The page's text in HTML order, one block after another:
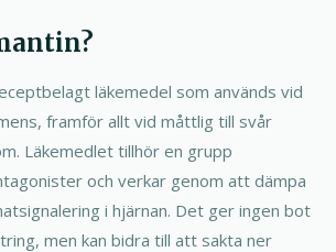
läkemedel som används vid
framför allt vid måttlig till svår
Läkemedlet tillhör en grupp
och verkar genom att dämpa
i hjärnan. Det ger ingen bot
men kan bidra till att sakta ner